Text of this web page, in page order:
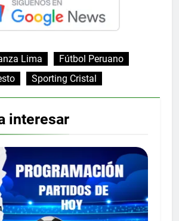
Lima
Fútbol Peruano
Sporting Cristal
interesar